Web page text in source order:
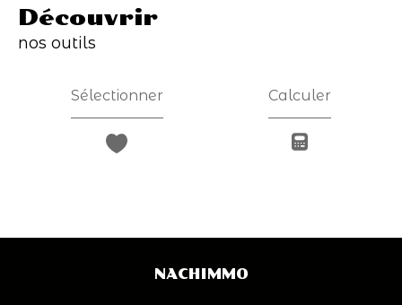
découvrir
nos outils
Sélectionner Calculer
NACHIMMO